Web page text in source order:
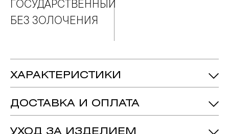
ГОСУДАРСТВЕННЫЙ
БЕЗ ЗОЛОЧЕНИЯ
ХАРАКТЕРИСТИКИ
Длина: 180 мм
Ширина: 61 мм
ДОСТАВКА И ОПЛАТА
УХОД ЗА ИЗДЕЛИЕМ